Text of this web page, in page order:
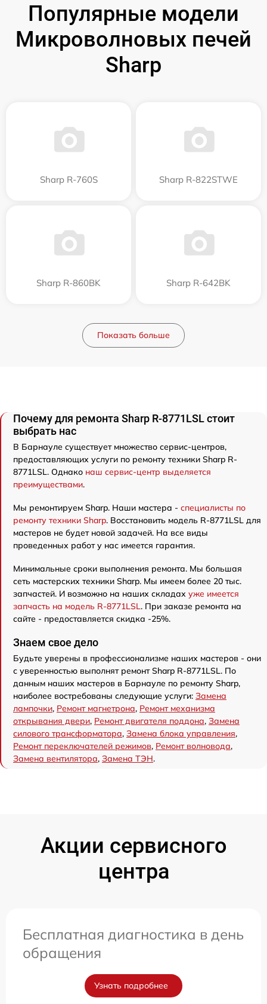
Популярные модели
Микроволновых печей
Sharp
Sharp R-760S Sharp R-822STWE
Sharp R-860BK Sharp R-642BK
Показать больше
Почему для ремонта Sharp R-8771LSL стоит
выбрать нас
В Барнауле существует множество сервис-центров,
предоставляющих услуги по ремонту техники Sharp R-
8771LSL. Однако наш сервис-центр выделяется
преимуществами.
Мы ремонтируем Sharp. Наши мастера - специалисты по
ремонту техники Sharp. Восстановить модель R-8771LSL для
мастеров не будет новой задачей. На все виды
проведенных работ у нас имеется гарантия.
Минимальные сроки выполнения ремонта. Мы большая
сеть мастерских техники Sharp. Мы имеем более 20 тыс.
запчастей. И возможно на наших складах уже имеется
запчасть на модель R-8771LSL. При заказе ремонта на
сайте - предоставляется скидка -25%.
Знаем свое дело
Будьте уверены в профессионализме наших мастеров - они
с уверенностью выполнят ремонт Sharp R-8771LSL. По
данным наших мастеров в Барнауле по ремонту Sharp,
наиболее востребованы следующие услуги: Замена
лампочки, Ремонт магнетрона, Ремонт механизма
открывания двери, Ремонт двигателя поддона, Замена
силового трансформатора, Замена блока управления,
Ремонт переключателей режимов, Ремонт волновода,
Замена вентилятора, Замена ТЭН.
Акции сервисного
центра
Бесплатная диагностика в день
обращения
Узнать подробнее